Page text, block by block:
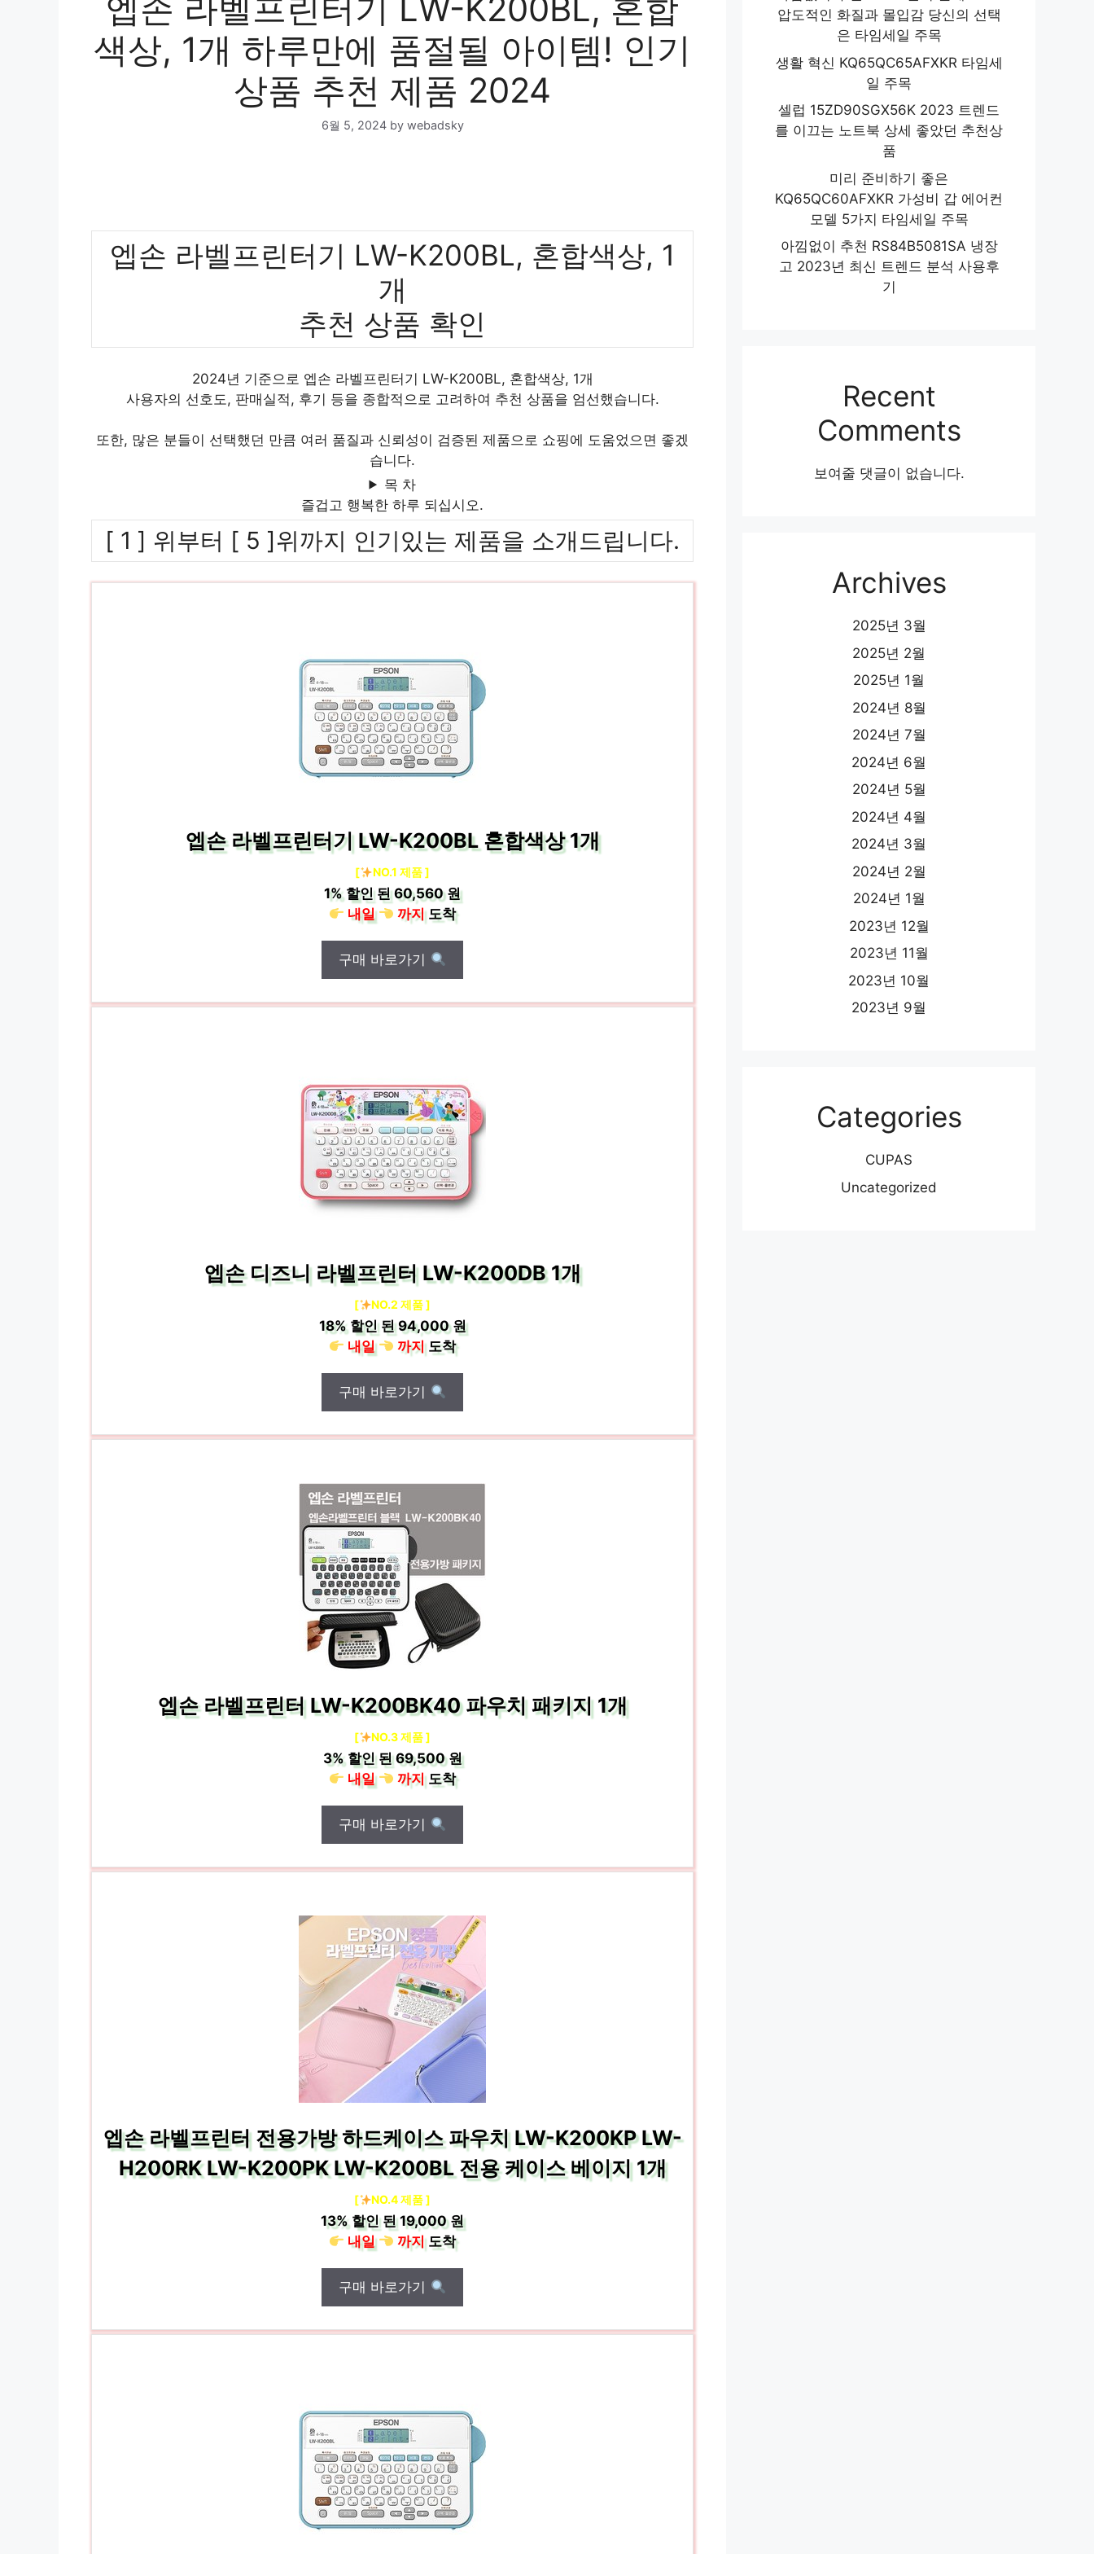
엡손 라벨프린터기 LW-K200BL, 혼합
색상, 1개 하루만에 품절될 아이템! 인기
상품 추천 제품 2024
6월 5, 2024 by webadsky
엡손 라벨프린터기 LW-K200BL, 혼합색상, 1
개
추천 상품 확인
2024년 기준으로 엡손 라벨프린터기 LW-K200BL, 혼합색상, 1개
사용자의 선호도, 판매실적, 후기 등을 종합적으로 고려하여 추천 상품을 엄선했습니다.
또한, 많은 분들이 선택했던 만큼 여러 품질과 신뢰성이 검증된 제품으로 쇼핑에 도움었으면 좋겠
습니다.
목 차
즐겁고 행복한 하루 되십시오.
[ 1 ] 위부터 [ 5 ]위까지 인기있는 제품을 소개드립니다.
엡손 라벨프린터기 LW-K200BL 혼합색상 1개
[ NO.1 제품 ]
1%할인 된60,560 원
내일
까지도착
구매 바로가기
엡손 디즈니 라벨프린터 LW-K200DB 1개
[ NO.2 제품 ]
18%할인 된94,000 원
내일
까지도착
구매 바로가기
엡손 라벨프린터 LW-K200BK40 파우치 패키지 1개
[ NO.3 제품 ]
3%할인 된69,500 원
내일
까지도착
구매 바로가기
엡손 라벨프린터 전용가방 하드케이스 파우치 LW-K200KP LW-
H200RK LW-K200PK LW-K200BL 전용 케이스 베이지 1개
[ NO.4 제품 ]
13%할인 된19,000 원
내일
까지도착
구매 바로가기
압도적인 화질과 몰입감 당신의 선택
은 타임세일 주목
생활 혁신 KQ65QC65AFXKR 타임세
일 주목
셀럽 15ZD90SGX56K 2023 트렌드
를 이끄는 노트북 상세 좋았던 추천상
품
미리 준비하기 좋은
KQ65QC60AFXKR 가성비 갑 에어컨
모델 5가지 타임세일 주목
아낌없이 추천 RS84B5081SA 냉장
고 2023년 최신 트렌드 분석 사용후
기
Recent
Comments
보여줄 댓글이 없습니다.
Archives
2025년 3월
2025년 2월
2025년 1월
2024년 8월
2024년 7월
2024년 6월
2024년 5월
2024년 4월
2024년 3월
2024년 2월
2024년 1월
2023년 12월
2023년 11월
2023년 10월
2023년 9월
Categories
CUPAS
Uncategorized